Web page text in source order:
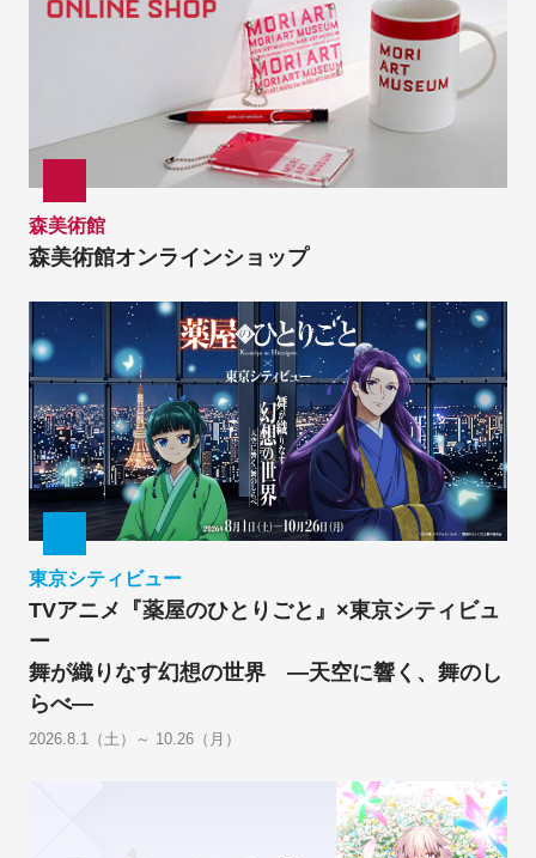
森美術館
森美術館オンラインショップ
東京シティビュー
TVアニメ『薬屋のひとりごと』×東京シティビュ
ー
舞が織りなす幻想の世界 ―天空に響く、舞のし
らべ―
2026.8.1（土）～ 10.26（月）